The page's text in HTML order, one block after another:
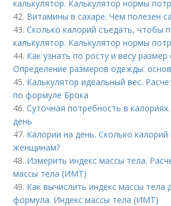
калькулятор. Калькулятор нормы
42. Витамины в сахаре. Чем полезен
43.Сколько калорий съедать, чтобы
калькулятор. Калькулятор нормы
44. Как узнать по росту и весу
Определение размеров одежды:
45. Калькулятор идеальный вес.
по формуле Брока
46.Суточная потребность в
день
47. Калории на день. Сколько калорий
женщинам?
48. Измерить индекс массы тела.
массы тела (ИМТ)
49. Как вычислить индекс массы тела
формула. Индекс массы тела (ИМТ)